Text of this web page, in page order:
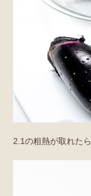
2.1の粗熱が取れた